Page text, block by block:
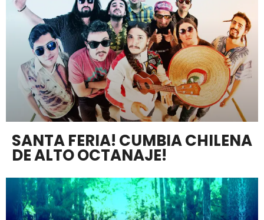
SANTA FERIA! CUMBIA CHILENA
DE ALTO OCTANAJE!